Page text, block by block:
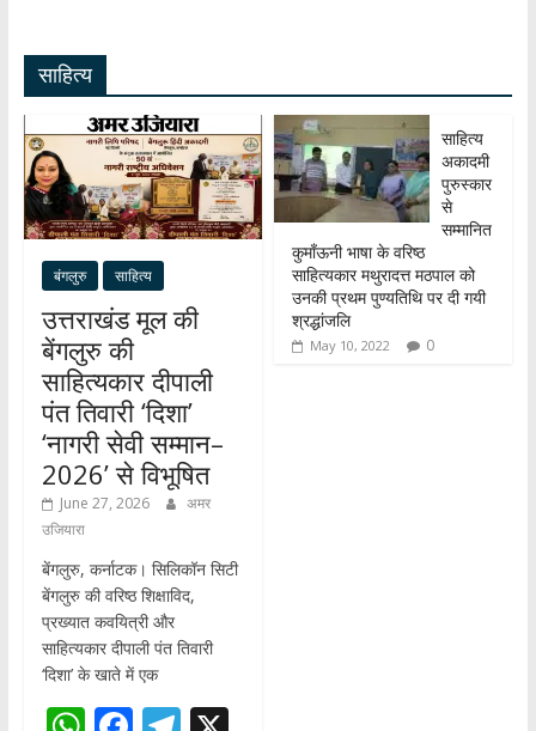
A
p
p
o
k
m
e
dI
n
साहित्य
बंगलुरु साहित्य
उत्तराखंड मूल की
बेंगलुरु की
साहित्यकार दीपाली
पंत तिवारी ‘दिशा’
‘नागरी सेवी सम्मान–
2026’ से विभूषित
June 27, 2026
अमर
उजियारा
बेंगलुरु, कर्नाटक। सिलिकॉन सिटी
बेंगलुरु की वरिष्ठ शिक्षाविद,
प्रख्यात कवयित्री और
साहित्यकार दीपाली पंत तिवारी
‘दिशा’ के खाते में एक
साहित्य
अकादमी
पुरुस्कार
से
सम्मानित
कुमाँऊनी भाषा के वरिष्ठ
साहित्यकार मथुरादत्त मठपाल को
उनकी प्रथम पुण्यतिथि पर दी गयी
श्रद्धांजलि
May 10, 2022 0